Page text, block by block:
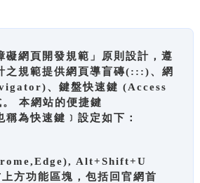
礙網頁開發規範」原則設計，遵
之規範提供網頁導盲磚(:::)、網
、鍵盤快速鍵 (Access
本網站的便捷鍵
稱為快速鍵﹞設定如下：
Alt+Shift+U
方功能區塊，包括回官網首